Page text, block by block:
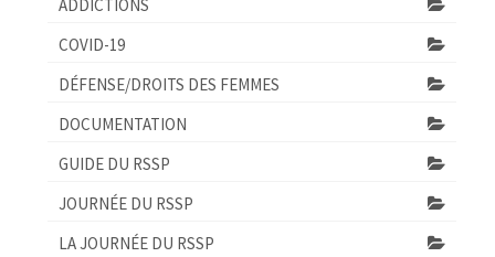
ADDICTIONS
COVID-19
DÉFENSE/DROITS DES FEMMES
DOCUMENTATION
GUIDE DU RSSP
JOURNÉE DU RSSP
LA JOURNÉE DU RSSP